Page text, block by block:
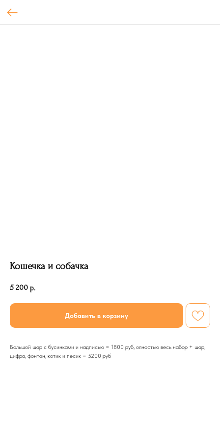
Кошечка и собачка
5 200 р.
Добавить в корзину
Большой шар с бусинками и надписью = 1800 руб, олностью весь набор + шар,
цифра, фонтан, котик и песик = 5200 руб